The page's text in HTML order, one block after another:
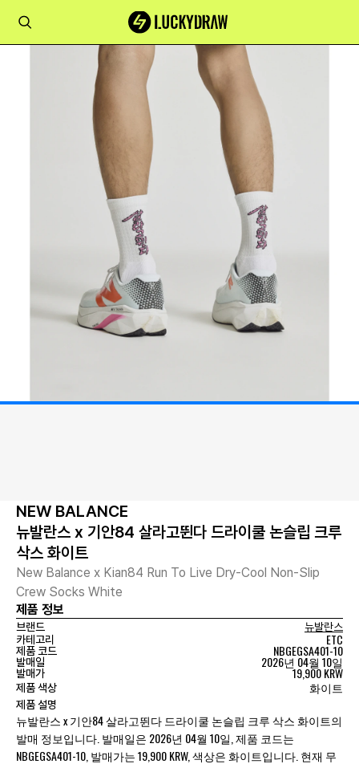
NEW BALANCE
뉴발란스 x 기안84 살라고뛴다 드라이쿨 논슬립 크루
삭스 화이트
New Balance x Kian84 Run To Live Dry-Cool Non-Slip
Crew Socks White
제품 정보
브랜드
뉴발란스
카테고리
ETC
제품 코드 NBGEGSA401-10
발매일 2026년 04월 10일
발매가 19,900 KRW
제품 색상 화이트
제품 설명
뉴발란스 x 기안84 살라고뛴다 드라이쿨 논슬립 크루 삭스 화이트의
발매 정보입니다. 발매일은 2026년 04월 10일, 제품 코드는
NBGEGSA401-10, 발매가는 19,900 KRW, 색상은 화이트입니다. 현재 무